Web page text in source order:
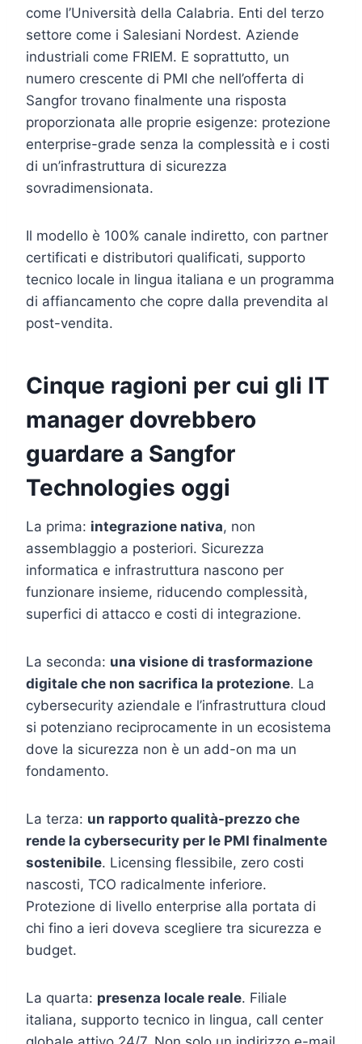
come l’Università della Calabria. Enti del terzo
settore come i Salesiani Nordest. Aziende
industriali come FRIEM. E soprattutto, un
numero crescente di PMI che nell’offerta di
Sangfor trovano finalmente una risposta
proporzionata alle proprie esigenze: protezione
enterprise-grade senza la complessità e i costi
di un’infrastruttura di sicurezza
sovradimensionata.
Il modello è 100% canale indiretto, con partner
certificati e distributori qualificati, supporto
tecnico locale in lingua italiana e un programma
di affiancamento che copre dalla prevendita al
post-vendita.
Cinque ragioni per cui gli IT
manager dovrebbero
guardare a Sangfor
Technologies oggi
La prima: integrazione nativa, non
assemblaggio a posteriori. Sicurezza
informatica e infrastruttura nascono per
funzionare insieme, riducendo complessità,
superfici di attacco e costi di integrazione.
La seconda: una visione di trasformazione
digitale che non sacrifica la protezione. La
cybersecurity aziendale e l’infrastruttura cloud
si potenziano reciprocamente in un ecosistema
dove la sicurezza non è un add-on ma un
fondamento.
La terza: un rapporto qualità-prezzo che
rende la cybersecurity per le PMI finalmente
sostenibile. Licensing flessibile, zero costi
nascosti, TCO radicalmente inferiore.
Protezione di livello enterprise alla portata di
chi fino a ieri doveva scegliere tra sicurezza e
budget.
La quarta: presenza locale reale. Filiale
italiana, supporto tecnico in lingua, call center